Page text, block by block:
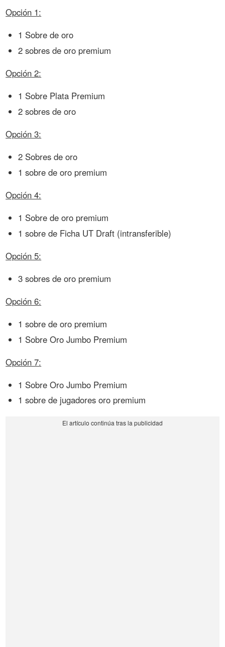
Opción 1:
1 Sobre de oro
2 sobres de oro premium
Opción 2:
1 Sobre Plata Premium
2 sobres de oro
Opción 3:
2 Sobres de oro
1 sobre de oro premium
Opción 4:
1 Sobre de oro premium
1 sobre de Ficha UT Draft (intransferible)
Opción 5:
3 sobres de oro premium
Opción 6:
1 sobre de oro premium
1 Sobre Oro Jumbo Premium
Opción 7:
1 Sobre Oro Jumbo Premium
1 sobre de jugadores oro premium